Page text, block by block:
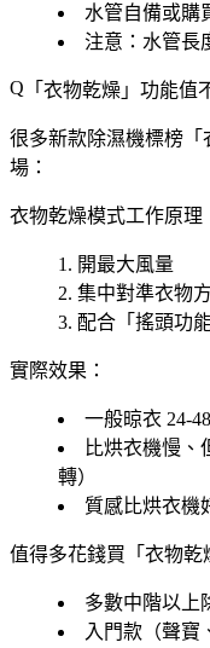
水管自備或購
注意：水管長
「 衣物乾燥 」功能值
很多新款除濕機標榜「
場：
衣物乾燥模式工作原理
開最大風量
集中對準衣物
配合「 搖頭功能
實際效果 ：
一般晾衣 24-
比烘衣機慢、
轉）
質感比烘衣機
值得多花錢買「 衣物乾
多數中階以上
入門款（聲寶